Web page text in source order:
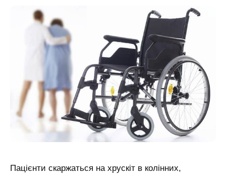
Пацієнти скаржаться на хрускіт в колінних,